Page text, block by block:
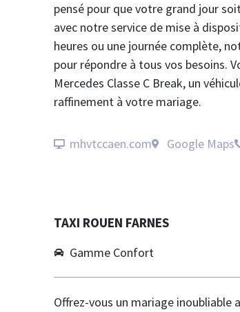
pensé pour que votre grand jour
avec notre service de mise à
heures ou une journée complète,
pour répondre à tous vos besoins.
Mercedes Classe C Break, un
raffinement à votre mariage.
mhvtccaen.com Google Maps
TAXI ROUEN FARNES
Gamme Confort
Offrez-vous un mariage inoubliable